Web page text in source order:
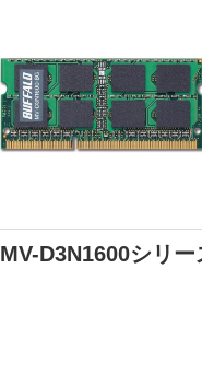
MV-D3N1600シリー